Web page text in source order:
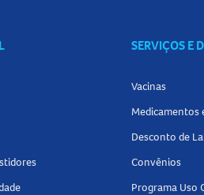
com 260ml.
outros produtos da categoria de
SERVIÇOS E
Vacinas
Medicamentos
Desconto de
Convênios
Programa Uso